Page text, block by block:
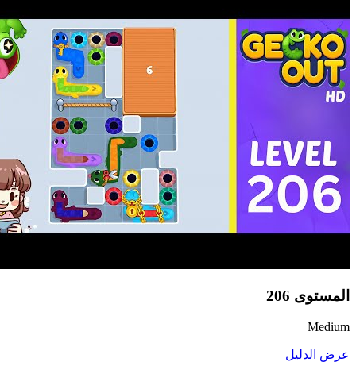
المستوى 206
Medium
عرض الدليل